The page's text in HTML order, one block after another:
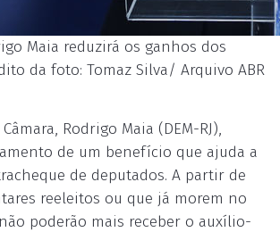
Maia reduzirá os ganhos dos
da foto: Tomaz Silva/ Arquivo ABR
Rodrigo Maia (DEM-RJ),
de um benefício que ajuda a
de deputados. A partir de
reeleitos ou que já morem no
poderão mais receber o auxílio-